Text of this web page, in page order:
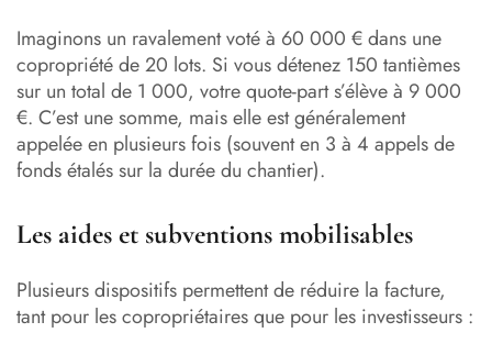
Imaginons un ravalement voté à 60 000 € dans une
copropriété de 20 lots. Si vous détenez 150 tantièmes
sur un total de 1 000, votre quote-part s’élève à 9 000
€. C’est une somme, mais elle est généralement
appelée en plusieurs fois (souvent en 3 à 4 appels de
fonds étalés sur la durée du chantier).
Les aides et subventions mobilisables
Plusieurs dispositifs permettent de réduire la facture,
tant pour les copropriétaires que pour les investisseurs :